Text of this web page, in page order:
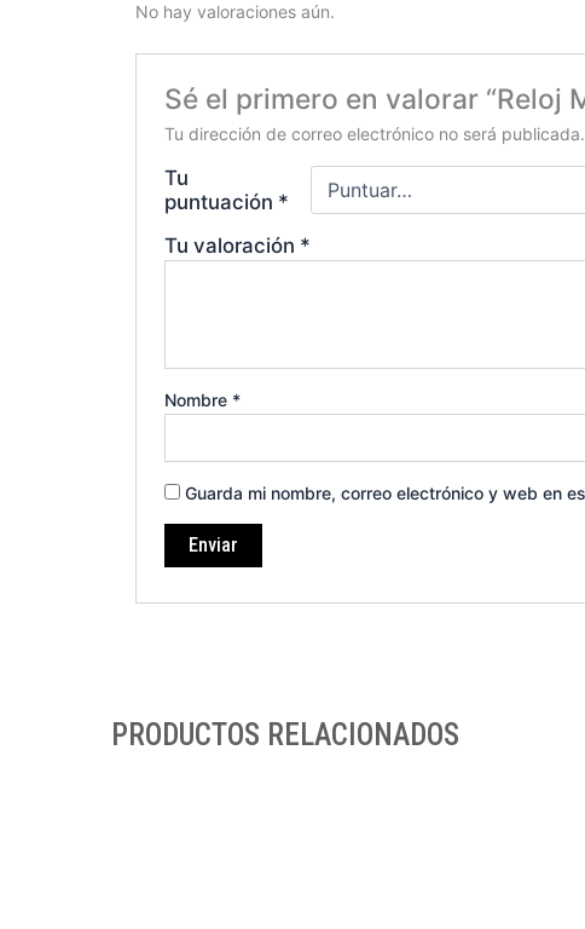
No hay valoraciones aún.
Sé el primero en valorar “Reloj
Tu dirección de correo electrónico no será publicada.
Tu
puntuación *
Tu valoración *
Nombre *
Guarda mi nombre, correo electrónico y web en
PRODUCTOS RELACIONADOS